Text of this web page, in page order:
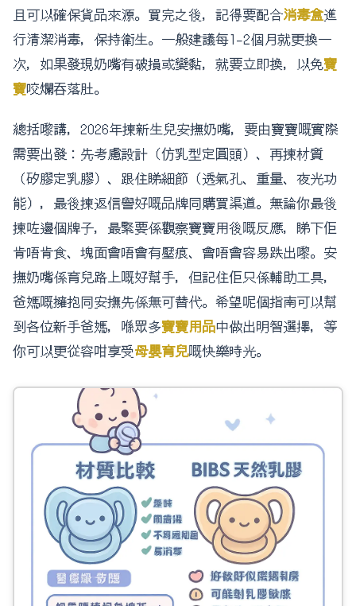
且可以確保貨品來源。買完之後，記得要配合消毒盒進
行清潔消毒，保持衛生。一般建議每1-2個月就更換一
次，如果發現奶嘴有破損或變黏，就要立即換，以免寶
寶咬爛吞落肚。
總括嚟講，2026年揀新生兒安撫奶嘴，要由寶寶嘅實際
需要出發：先考慮設計（仿乳型定圓頭）、再揀材質
（矽膠定乳膠）、跟住睇細節（透氣孔、重量、夜光功
能），最後揀返信譽好嘅品牌同購買渠道。無論你最後
揀咗邊個牌子，最緊要係觀察寶寶用後嘅反應，睇下佢
肯唔肯食、塊面會唔會有壓痕、會唔會容易跌出嚟。安
撫奶嘴係育兒路上嘅好幫手，但記住佢只係輔助工具，
爸媽嘅擁抱同安撫先係無可替代。希望呢個指南可以幫
到各位新手爸媽，喺眾多寶寶用品中做出明智選擇，等
你可以更從容咁享受母嬰育兒嘅快樂時光。